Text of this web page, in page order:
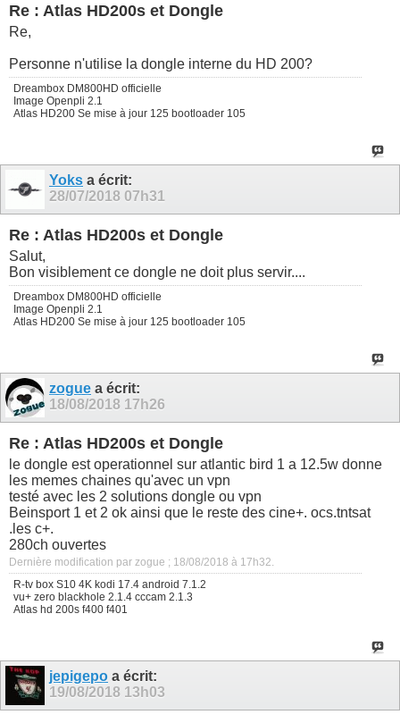
Re : Atlas HD200s et Dongle
Re,
Personne n'utilise la dongle interne du HD 200?
Dreambox DM800HD officielle
Image Openpli 2.1
Atlas HD200 Se mise à jour 125 bootloader 105
Yoks a écrit:
28/07/2018 07h31
Re : Atlas HD200s et Dongle
Salut,
Bon visiblement ce dongle ne doit plus servir....
Dreambox DM800HD officielle
Image Openpli 2.1
Atlas HD200 Se mise à jour 125 bootloader 105
zogue a écrit:
18/08/2018 17h26
Re : Atlas HD200s et Dongle
le dongle est operationnel sur atlantic bird 1 a 12.5w donne
les memes chaines qu'avec un vpn
testé avec les 2 solutions dongle ou vpn
Beinsport 1 et 2 ok ainsi que le reste des cine+. ocs.tntsat
.les c+.
280ch ouvertes
Dernière modification par zogue ; 18/08/2018 à 17h32.
R-tv box S10 4K kodi 17.4 android 7.1.2
vu+ zero blackhole 2.1.4 cccam 2.1.3
Atlas hd 200s f400 f401
jepigepo a écrit:
19/08/2018 13h03